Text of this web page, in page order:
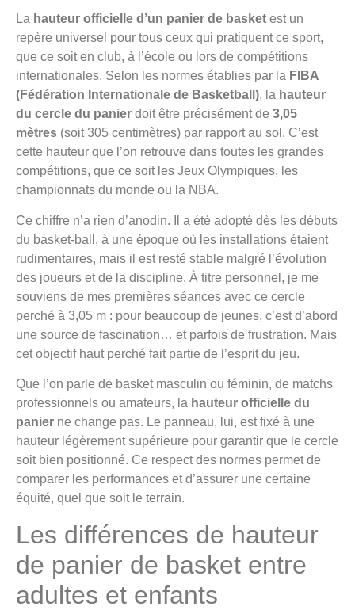
La hauteur officielle d’un panier de basket est un
repère universel pour tous ceux qui pratiquent ce sport,
que ce soit en club, à l’école ou lors de compétitions
internationales. Selon les normes établies par la FIBA
(Fédération Internationale de Basketball), la hauteur
du cercle du panier doit être précisément de 3,05
mètres (soit 305 centimètres) par rapport au sol. C’est
cette hauteur que l’on retrouve dans toutes les grandes
compétitions, que ce soit les Jeux Olympiques, les
championnats du monde ou la NBA.
Ce chiffre n’a rien d’anodin. Il a été adopté dès les débuts
du basket-ball, à une époque où les installations étaient
rudimentaires, mais il est resté stable malgré l’évolution
des joueurs et de la discipline. À titre personnel, je me
souviens de mes premières séances avec ce cercle
perché à 3,05 m : pour beaucoup de jeunes, c’est d’abord
une source de fascination… et parfois de frustration. Mais
cet objectif haut perché fait partie de l’esprit du jeu.
Que l’on parle de basket masculin ou féminin, de matchs
professionnels ou amateurs, la hauteur officielle du
panier ne change pas. Le panneau, lui, est fixé à une
hauteur légèrement supérieure pour garantir que le cercle
soit bien positionné. Ce respect des normes permet de
comparer les performances et d’assurer une certaine
équité, quel que soit le terrain.
Les différences de hauteur
de panier de basket entre
adultes et enfants